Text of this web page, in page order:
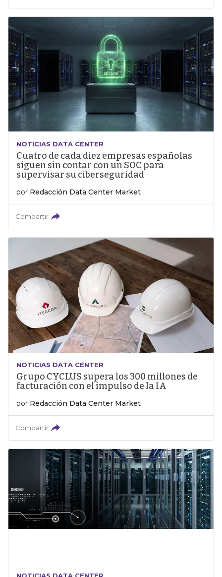
NOTICIAS DATA CENTER
Cuatro de cada diez empresas españolas
siguen sin contar con un SOC para
supervisar su ciberseguridad
por Redacción Data Center Market
Compartir
NOTICIAS DATA CENTER
Grupo CYCLUS supera los 300 millones de
facturación con el impulso de la IA
por Redacción Data Center Market
Compartir